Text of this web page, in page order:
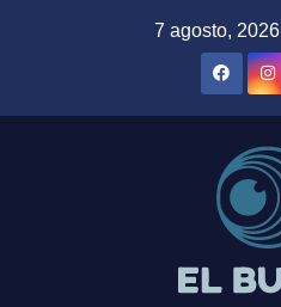
7 agosto, 2026